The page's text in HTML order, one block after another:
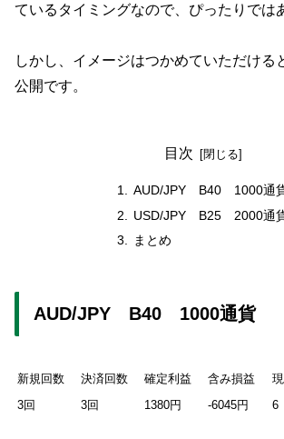
ているタイミングなので、ぴったりでは
しかし、イメージはつかめていただける
公開です。
目次
AUD/JPY B40 1000通
USD/JPY B25 2000通
まとめ
AUD/JPY B40 1000通貨
新規回数 決済回数 確定利益 含み損益
3回
3回 1380円 -6045円 6